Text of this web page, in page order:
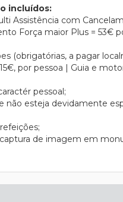
incluídos:
Assistência com
Força maior Plus = 53€
(obrigatórias, a pagar
por pessoa | Guia e
pessoal;
não esteja devidamente
captura de imagem em